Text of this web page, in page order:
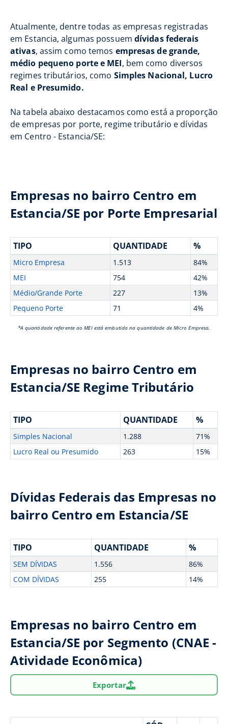
Atualmente, dentre todas as empresas registradas
em Estancia, algumas possuem dívidas federais
ativas, assim como temos empresas de grande,
médio pequeno porte e MEI, bem como diversos
regimes tributários, como Simples Nacional, Lucro
Real e Presumido.
Na tabela abaixo destacamos como está a proporção
de empresas por porte, regime tributário e dívidas
em Centro - Estancia/SE:
Empresas no bairro Centro em
Estancia/SE por Porte Empresarial
TIPO QUANTIDADE %
Micro Empresa 1.513
84%
MEI
754
42%
Médio/Grande Porte
227
13%
Pequeno Porte
71 4%
*A quantidade referente ao MEI está embutida na quantidade de Micro Empresa.
Empresas no bairro Centro em
Estancia/SE Regime Tributário
TIPO QUANTIDADE %
Simples Nacional 1.288
71%
Lucro Real ou Presumido
263 15%
Dívidas Federais das Empresas no
bairro Centro em Estancia/SE
TIPO QUANTIDADE %
SEM DÍVIDAS 1.556
86%
COM DÍVIDAS
255 14%
Empresas no bairro Centro em
Estancia/SE por Segmento (CNAE -
Atividade Econômica)
Exportar